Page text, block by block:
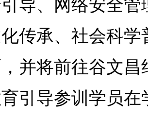
导、网络安全
传承、社会科
并将前往谷文
引导参训学员